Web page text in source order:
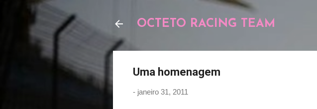
OCTETO RACING TEAM
Uma homenagem
- janeiro 31, 2011